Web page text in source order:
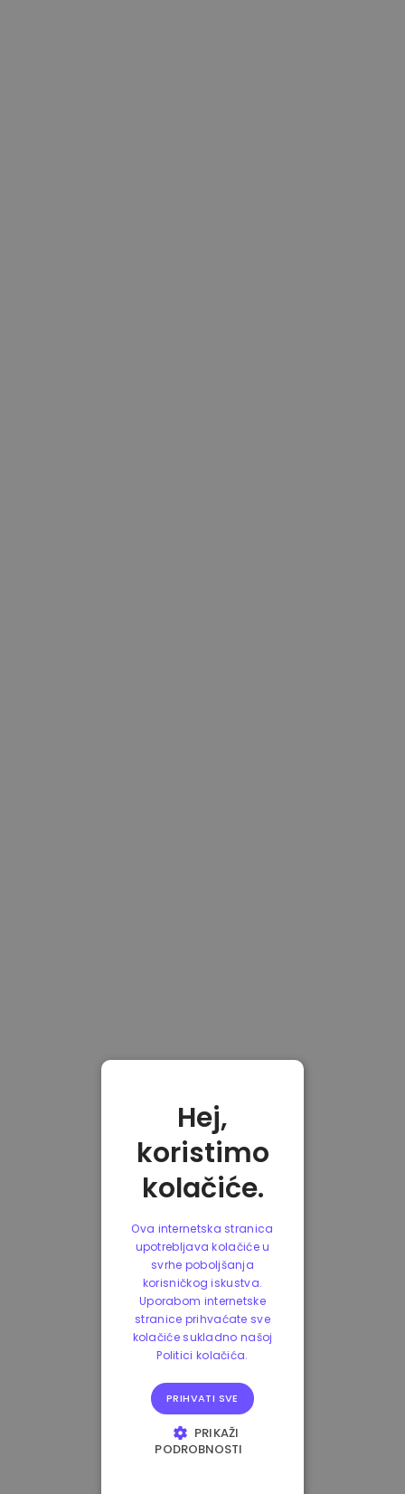
Hej,
koristimo
kolačiće.
Ova internetska stranica
upotrebljava kolačiće u
svrhe poboljšanja
korisničkog iskustva.
Uporabom internetske
stranice prihvaćate sve
kolačiće sukladno našoj
Politici kolačića.
PRIHVATI SVE
PRIKAŽI
PODROBNOSTI